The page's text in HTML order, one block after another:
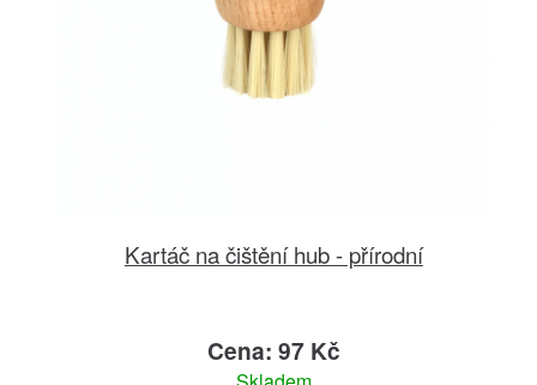
Kartáč na čištění hub - přírodní
Cena: 97 Kč